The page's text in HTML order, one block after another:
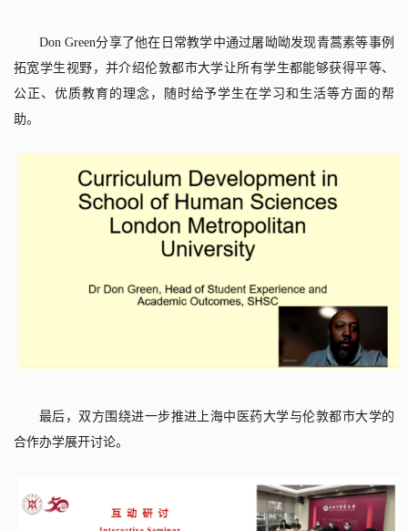
Don Green分享了他在日常教学中通过屠呦呦发现青蒿素等事例
拓宽学生视野，并介绍伦敦都市大学让所有学生都能够获得平等、
公正、优质教育的理念，随时给予学生在学习和生活等方面的帮
助。
最后，双方围绕进一步推进上海中医药大学与伦敦都市大学的
合作办学展开讨论。